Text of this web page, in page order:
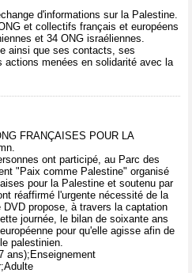
d'informations sur la Palestine.
et collectifs français et européens
et 34 ONG israéliennes.
ainsi que ses contacts, ses
actions menées en solidarité avec la
FRANÇAISES POUR LA
ont participé, au Parc des
"Paix comme Palestine" organisé
pour la Palestine et soutenu par
réaffirmé l'urgente nécessité de la
propose, à travers la captation
journée, le bilan de soixante ans
pour qu'elle agisse afin de
palestinien.
ans);Enseignement